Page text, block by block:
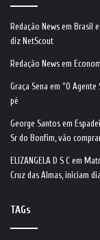
Redação News em Brasil
diz NetScout
Redação News em
Graça Sena em “O
pé
George Santos em
Sr do Bonfim, vão
ELIZANGELA D S C em
Cruz das Almas, iniciam
TAGs